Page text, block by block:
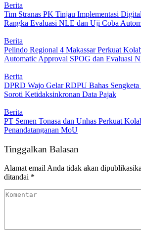
Berita
Tim Stranas PK Tinjau Implementasi
Rangka Evaluasi NLE dan Uji Coba
Berita
Pelindo Regional 4 Makassar Perkuat
Automatic Approval SPOG dan Evaluasi
Berita
DPRD Wajo Gelar RDPU Bahas
Soroti Ketidaksinkronan Data Pajak
Berita
PT Semen Tonasa dan Unhas Perkuat
Penandatanganan MoU
Tinggalkan Balasan
Alamat email Anda tidak akan
ditandai *